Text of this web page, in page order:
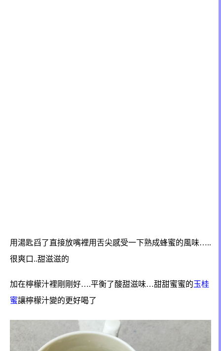
用湯匙舀了直接放嘴裡用舌尖感受一下熟成蜂蜜的風味…..
很爽口..甜滋滋的
加在檸檬汁裡剛剛好….平衡了酸甜滋味…甜甜蜜蜜的玉桂
蜜讓檸檬汁變的更好喝了